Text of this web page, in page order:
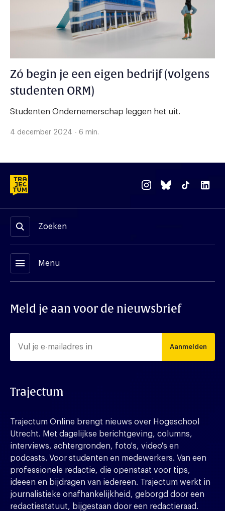
Zó begin je een eigen bedrijf (volgens
studenten ORM)
Studenten Ondernemerschap leggen het uit.
4 december 2024 - 6 min.
Zoeken
menu Menu
Meld je aan voor de nieuwsbrief
Aanmelden
Trajectum
Trajectum Online brengt nieuws over Hogeschool
Utrecht. Met dagelijkse berichtgeving, columns,
interviews, achtergronden, foto's, video's en
podcasts. Voor studenten en medewerkers. Van een
professionele redactie, die openstaat voor tips,
ideeen en bijdragen van iedereen. Trajectum werkt in
journalistieke onafhankelijkheid, geborgd door een
redactiestatuut, bijgestaan door een redactieraad.